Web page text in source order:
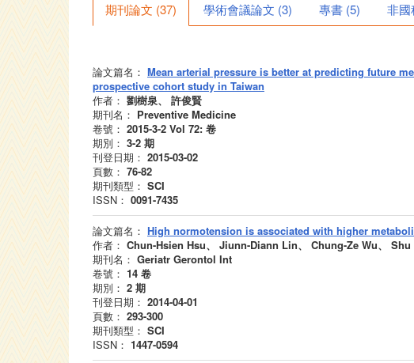
期刊論文 (37) 學術會議論文 (3) 專書 (5) 非國
論文篇名： Mean arterial pressure is better at predicting future
prospective cohort study in Taiwan
作者： 劉樹泉、 許俊賢
期刊名： Preventive Medicine
卷號： 2015-3-2 Vol 72: 卷
期別： 3-2 期
刊登日期： 2015-03-02
頁數： 76-82
期刊類型： SCI
ISSN： 0091-7435
論文篇名： High normotension is associated with higher
作者： Chun-Hsien Hsu、 Jiunn-Diann Lin、 Chung-Ze Wu、 Shu
期刊名： Geriatr Gerontol Int
卷號： 14 卷
期別： 2 期
刊登日期： 2014-04-01
頁數： 293-300
期刊類型： SCI
ISSN： 1447-0594